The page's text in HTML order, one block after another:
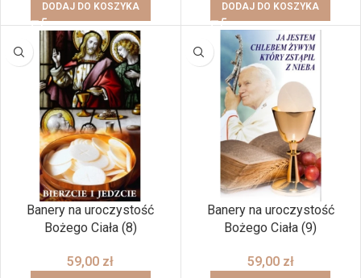
DODAJ DO KOSZYKA DODAJ DO KOSZYKA
Banery na uroczystość
Bożego Ciała (8)
59,00 zł
Banery na uroczystość
Bożego Ciała (9)
59,00 zł